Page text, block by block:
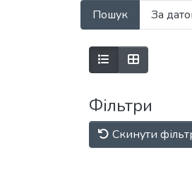
Пошук За
Фільтри
Скинути